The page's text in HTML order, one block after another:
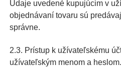
Údaje uvedené kupujúcim v
objednávaní tovaru sú
správne.
2.3. Prístup k užívateľskému
užívateľským menom a